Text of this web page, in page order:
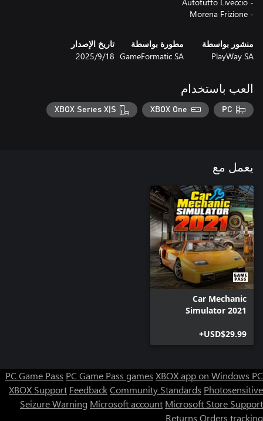
- Morena Frizione
منشور بواسطة
PlayWay SA
مطورة بواسطة
GameFormatic SA
تاريخ الإصدار
18‏/9‏/2025
العب باستخدام
PC
XBOX One
XBOX Series X|S
يعمل مع
Car Mechanic
Simulator 2021
USD$29.99+
PC Game Pass PC Game Pass games XBOX app on Windows PC
XBOX Support FeedbackCommunity Standards Photosensitive
Seizure Warning Microsoft account Microsoft Store Support
Returns Orders tracking